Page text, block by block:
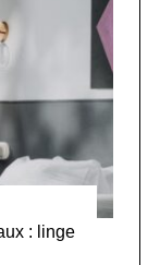
: linge